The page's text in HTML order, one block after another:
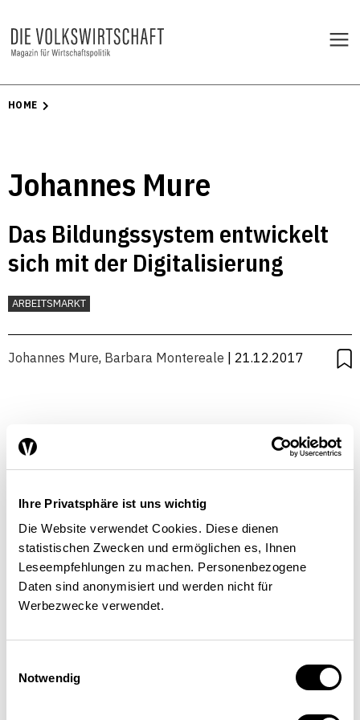
Ihre Privatsphäre ist uns wichtig
Die Website verwendet Cookies. Diese dienen
statistischen Zwecken und ermöglichen es, Ihnen
Leseempfehlungen zu machen. Personenbezogene
Daten sind anonymisiert und werden nicht für
Werbezwecke verwendet.
Notwendig
HOME
Johannes Mure
Das Bildungssystem entwickelt
sich mit der Digitalisierung
ARBEITSMARKT
Johannes Mure, Barbara Montereale | 21.12.2017